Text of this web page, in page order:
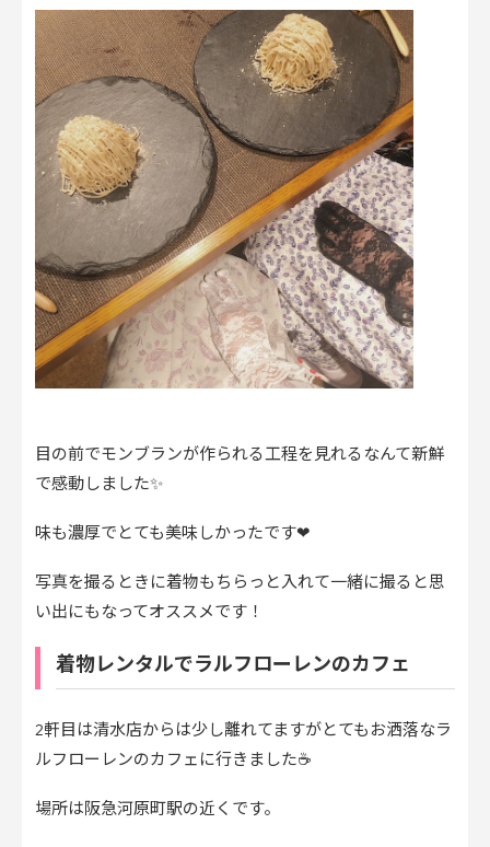
目の前でモンブランが作られる工程を見れるなんて新鮮
で感動しました✨
味も濃厚でとても美味しかったです❤
写真を撮るときに着物もちらっと入れて一緒に撮ると思
い出にもなってオススメです！
着物レンタルでラルフローレンのカフェ
2軒目は清水店からは少し離れてますがとてもお洒落なラ
ルフローレンのカフェに行きました☕️
場所は阪急河原町駅の近くです。